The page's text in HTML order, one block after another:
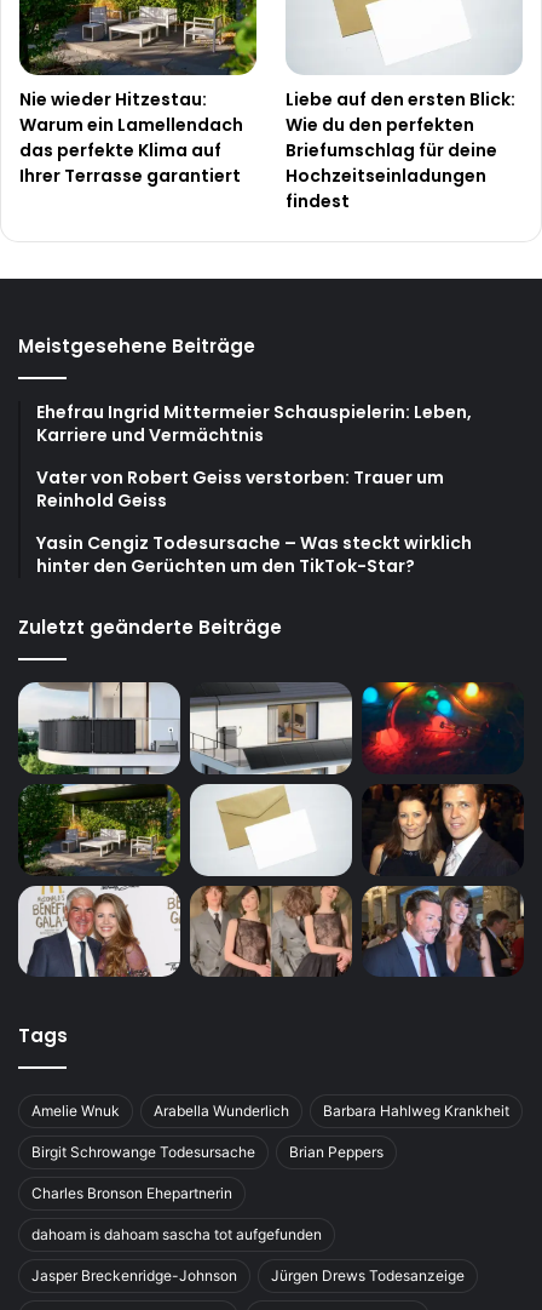
Nie wieder Hitzestau:
Warum ein Lamellendach
das perfekte Klima auf
Ihrer Terrasse garantiert
Liebe auf den ersten Blick:
Wie du den perfekten
Briefumschlag für deine
Hochzeitseinladungen
findest
Meistgesehene Beiträge
Ehefrau Ingrid Mittermeier Schauspielerin: Leben,
Karriere und Vermächtnis
Vater von Robert Geiss verstorben: Trauer um
Reinhold Geiss
Yasin Cengiz Todesursache – Was steckt wirklich
hinter den Gerüchten um den TikTok-Star?
Zuletzt geänderte Beiträge
Tags
Amelie Wnuk Arabella Wunderlich Barbara Hahlweg Krankheit
Birgit Schrowange Todesursache Brian Peppers
Charles Bronson Ehepartnerin
dahoam is dahoam sascha tot aufgefunden
Jasper Breckenridge-Johnson Jürgen Drews Todesanzeige